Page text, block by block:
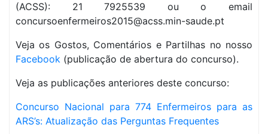
(ACSS): 21 7925539 ou o email
concursoenfermeiros2015@acss.min-saude.pt
Veja os Gostos, Comentários e Partilhas no nosso
Facebook (publicação de abertura do concurso).
Veja as publicações anteriores deste concurso:
Concurso Nacional para 774 Enfermeiros para as
ARS’s: Atualização das Perguntas Frequentes